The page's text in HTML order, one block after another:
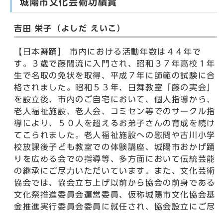
城陽市文化芸術功績賞
吉田 栄子（よしだ えいこ）
【日本舞踊】 市内における活動年数は４４年で
す。３歳で藤間流に入門され、昭和３７年高校１年
生で名取の免状を取得、平成７年に師範の試験に合
格されました。昭和５３年、日舞教室「藤の実会」
を設立後、市内のご自宅において、個人指導から、
老人福祉施設、老人会、コミセン等でのサークル指
導により、５０人を超えるお弟子さんの育成を続け
てこられました。老人福祉施設への慰問や古川小学
校放課後子ども教室での体験講座、城陽市おかげ踊
りを広める会での指導等、多方面において伝統芸能
の継承にご尽力いただいています。また、文化芸術
協会では、協会立ち上げ以前から協会の前身である
文化祭推進委員会運営委員、仮称城陽市文化協会基
金推進実行委員会委員に就任され、協会設立にご尽